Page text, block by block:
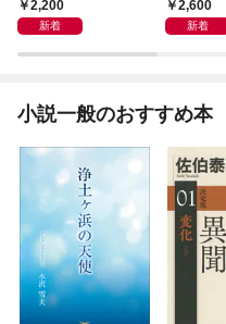
2,200
新着
2,600
新着
小説一般のおすすめ本